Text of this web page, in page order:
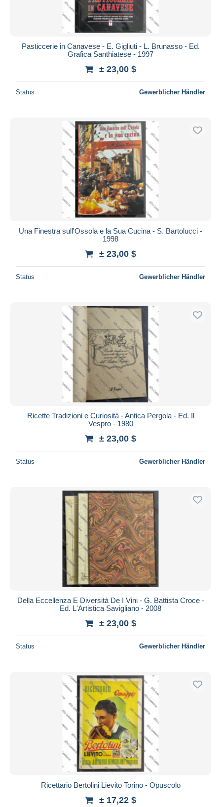
Pasticcerie in Canavese - E. Gigliuti - L. Brunasso - Ed.
Grafica Santhiatese - 1997
± 23,00 $
Status Gewerblicher Händler
Una Finestra sull'Ossola e la Sua Cucina - S. Bartolucci -
1998
± 23,00 $
Status Gewerblicher Händler
Ricette Tradizioni e Curiosità - Antica Pergola - Ed. Il
Vespro - 1980
± 23,00 $
Status Gewerblicher Händler
Della Eccellenza E Diversità De I Vini - G. Battista Croce -
Ed. L'Artistica Savigliano - 2008
± 23,00 $
Status Gewerblicher Händler
Ricettario Bertolini Lievito Torino - Opuscolo
± 17,22 $